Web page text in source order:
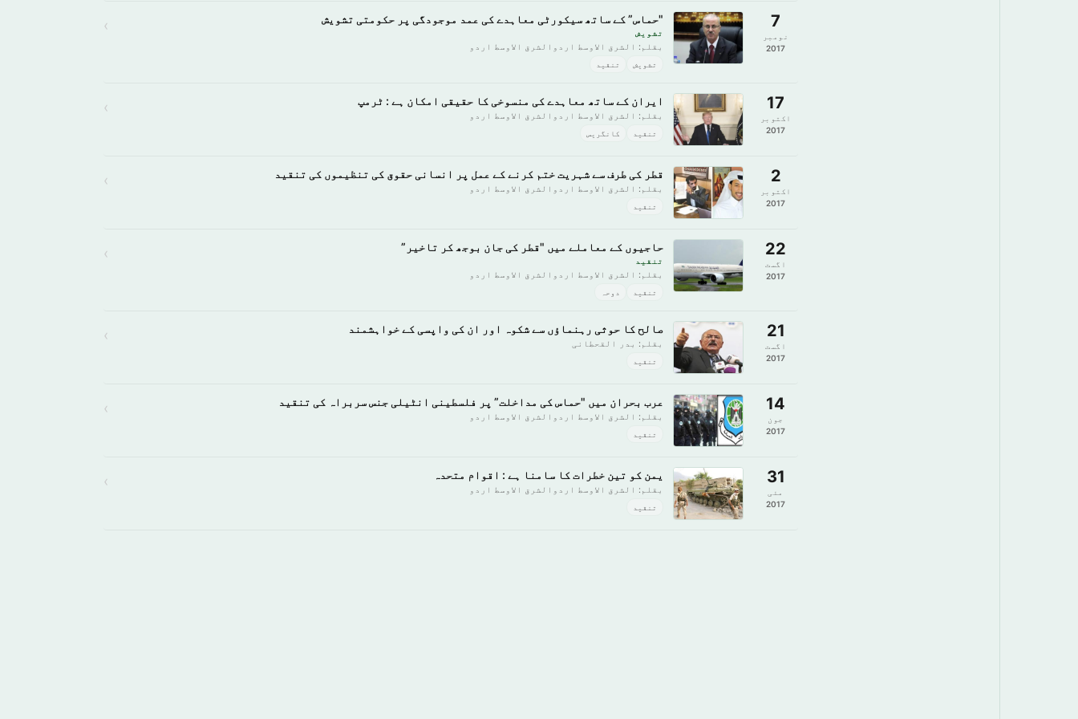
7
نومبر
2017
"حماس” کے ساتھ سیکورٹی معاہدے کی عمد موجودگی پر حکومتی تشویش
تشویش
بقلم: الشرق الاوسط اردوالشرق الاوسط اردو
تشویش تنقید
›
17
اکتوبر
2017
ایران کے ساتھ معاہدے کی منسوخی کا حقیقی امکان ہے : ٹرمپ
بقلم: الشرق الاوسط اردوالشرق الاوسط اردو
تنقید کانگریس
›
2
اکتوبر
2017
قطر کی طرف سے شہریت ختم کرنے کے عمل پر انسانی حقوق کی تنظیموں کی تنقید
بقلم: الشرق الاوسط اردوالشرق الاوسط اردو
تنقید
›
22
اگست
2017
حاجیوں کے معاملے میں "قطر کی جان بوجھ کر تاخیر”
تنقید
بقلم: الشرق الاوسط اردوالشرق الاوسط اردو
تنقید دوحہ
›
21
اگست
2017
صالح کا حوثی رہنماؤں سے شکوہ اور ان کی واپسی کے خواہشمند
بقلم: بدر القحطانی
تنقید
›
14
جون
2017
عرب بحران میں "حماس کی مداخلت” پر فلسطینی انٹیلی جنس سربراہ کی تنقید
بقلم: الشرق الاوسط اردوالشرق الاوسط اردو
تنقید
›
31
مئی
2017
یمن کو تین خطرات کا سامنا ہے : اقوام متحدہ
بقلم: الشرق الاوسط اردوالشرق الاوسط اردو
تنقید
›